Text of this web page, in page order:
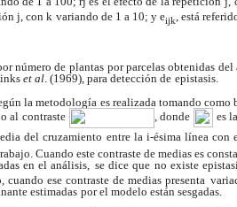
j, con k variando de 1 a 10; y eijk, está
número de plantas por parcelas obtenidas
et al. (1969), para detección de epistasis.
la metodología es realizada tomando como
al contraste , donde es la
del cruzamiento entre la i-ésima línea con
Cuando este contraste de medias es
en el análisis, se dice que no existe
cuando ese contraste de medias presenta
estimadas por el modelo están sesgadas.